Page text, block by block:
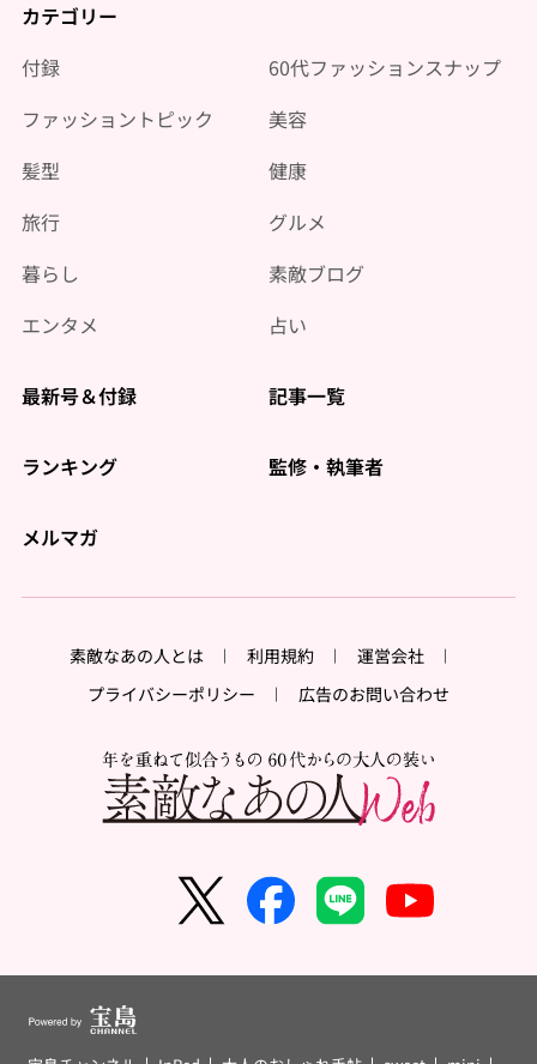
カテゴリー
付録
60代ファッションスナップ
ファッショントピック
美容
髪型
健康
旅行
グルメ
暮らし
素敵ブログ
エンタメ
占い
最新号＆付録 記事一覧
ランキング 監修・執筆者
メルマガ
素敵なあの人とは 利用規約
運営会社
プライバシーポリシー
広告のお問い合わせ